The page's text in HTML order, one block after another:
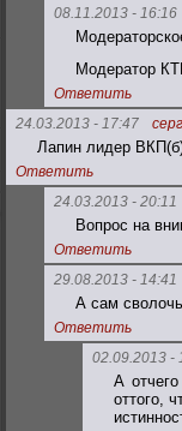
08.11.2013 - 16:16
Модератор
Ответить
24.03.2013 - 17:47
Лапин лидер
Ответить
24.03.2013 - 20:11
Вопрос на
Ответить
29.08.2013 - 14:41
А сам
Ответить
02.09.2013 -
А
оттого,